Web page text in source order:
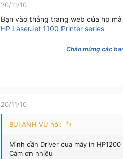
20/11/10
Bạn vào thẳng trang web của hp
HP LaserJet 1100 Printer series
Chào mừng các
20/11/10
BUI ANH VU nói:
Mình cần Driver cua máy in
Cám ơn nhiều